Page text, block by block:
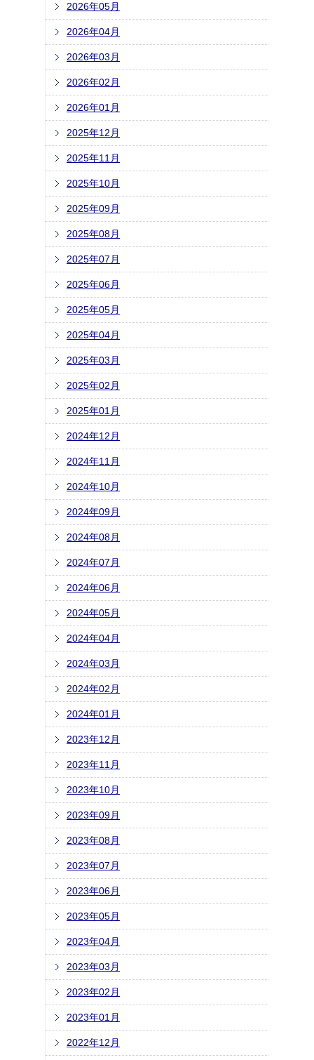
2026年05月
2026年04月
2026年03月
2026年02月
2026年01月
2025年12月
2025年11月
2025年10月
2025年09月
2025年08月
2025年07月
2025年06月
2025年05月
2025年04月
2025年03月
2025年02月
2025年01月
2024年12月
2024年11月
2024年10月
2024年09月
2024年08月
2024年07月
2024年06月
2024年05月
2024年04月
2024年03月
2024年02月
2024年01月
2023年12月
2023年11月
2023年10月
2023年09月
2023年08月
2023年07月
2023年06月
2023年05月
2023年04月
2023年03月
2023年02月
2023年01月
2022年12月